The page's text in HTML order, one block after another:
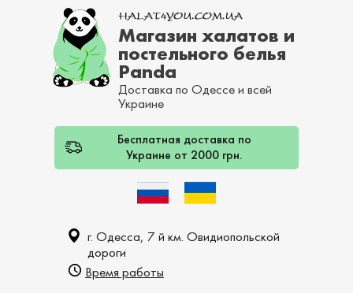
Магазин халатов и
постельного белья
Panda
Доставка по Одессе и всей
Украине
Бесплатная доставка по
Украине от 2000 грн.
г. Одесса, 7 й км. Овидиопольской
дороги
Время работы